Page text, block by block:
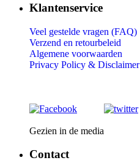
Klantenservice
Veel gestelde vragen (FAQ)
Verzend en retourbeleid
Algemene voorwaarden
Privacy Policy & Disclaimer
Gezien in de media
Contact